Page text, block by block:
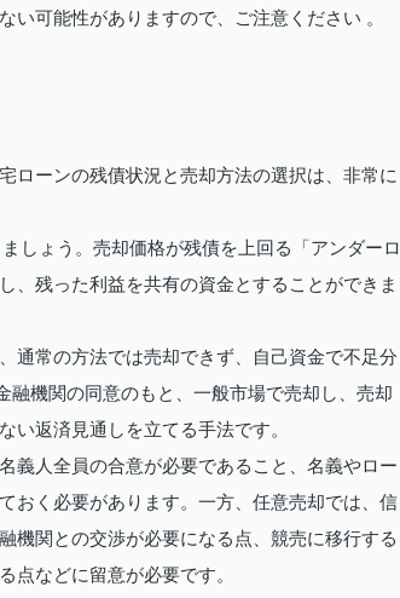
可能性がありますので、ご注意ください 。
ローンの残債状況と売却方法の選択は、非常に
しょう。売却価格が残債を上回る「アンダーロ
、残った利益を共有の資金とすることができま
通常の方法では売却できず、自己資金で不足分
融機関の同意のもと、一般市場で売却し、売却
い返済見通しを立てる手法です。
義人全員の合意が必要であること、名義やロー
おく必要があります。一方、任意売却では、信
機関との交渉が必要になる点、競売に移行する
点などに留意が必要です。